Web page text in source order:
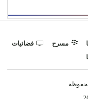
مسرح
فضائيات